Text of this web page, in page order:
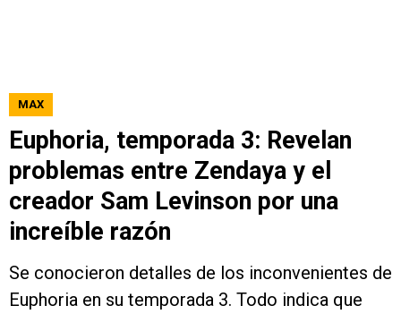
MAX
Euphoria, temporada 3: Revelan
problemas entre Zendaya y el
creador Sam Levinson por una
increíble razón
Se conocieron detalles de los inconvenientes de
Euphoria en su temporada 3. Todo indica que